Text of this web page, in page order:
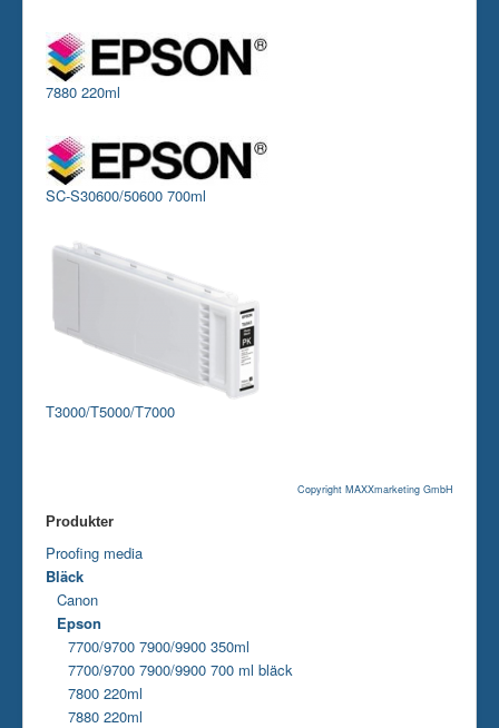
7880 220ml
SC-S30600/50600 700ml
T3000/T5000/T7000
Copyright MAXXmarketing GmbH
Produkter
Proofing media
Bläck
Canon
Epson
7700/9700 7900/9900 350ml
7700/9700 7900/9900 700 ml bläck
7800 220ml
7880 220ml